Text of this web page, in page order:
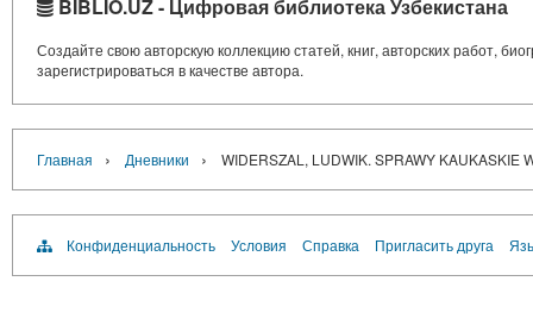
BIBLIO.UZ - Цифровая библиотека Узбекистана
Создайте свою авторскую коллекцию статей, книг, авторских работ,
зарегистрироваться в качестве автора.
Главная › Дневники › WIDERSZAL, LUDWIK. SPRAWY KAUKASKIE
Конфиденциальность Условия Справка Пригласить друга